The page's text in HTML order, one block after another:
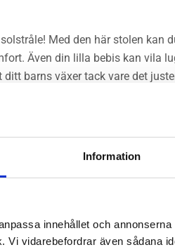
Information
innehållet och
vidarebefordrar även sådana
Med den här stolen
Även din lilla bebis kan vila
barns växer tack vare det
Det är därför vi vill ge
garanterar en snabb och
växer, från 3 månader till
leriga eskapad!